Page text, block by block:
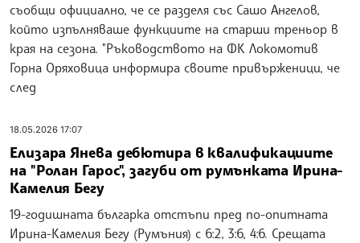
съобщи официално, че се разделя със Сашо Ангелов,
който изпълняваше функциите на старши треньор в
края на сезона. "Ръководството на ФК Локомотив
Горна Оряховица информира своите привърженици, че
след
18.05.2026 17:07
Елизара Янева дебютира в квалификациите
на "Ролан Гарос", загуби от румънката Ирина-
Камелия Бегу
19-годишната българка отстъпи пред по-опитната
Ирина-Камелия Бегу (Румъния) с 6:2, 3:6, 4:6. Срещата